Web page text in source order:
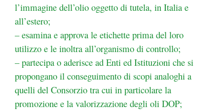
l’immagine dell’olio oggetto di tutela, in Italia e
all’estero;
– esamina e approva le etichette prima del loro
utilizzo e le inoltra all’organismo di controllo;
– partecipa o aderisce ad Enti ed Istituzioni che si
propongano il conseguimento di scopi analoghi a
quelli del Consorzio tra cui in particolare la
promozione e la valorizzazione degli oli DOP;